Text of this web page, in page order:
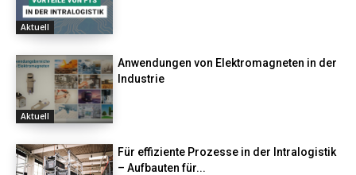
Aktuell
Aktuell
Anwendungen von Elektromagneten in der
Industrie
Für effiziente Prozesse in der Intralogistik
– Aufbauten für...